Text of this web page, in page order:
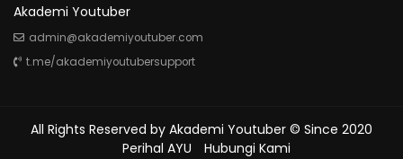
Akademi Youtuber
admin@akademiyoutuber.com
t.me/akademiyoutubersupport
All Rights Reserved by Akademi Youtuber © Since 2020
Perihal AYU
Hubungi Kami